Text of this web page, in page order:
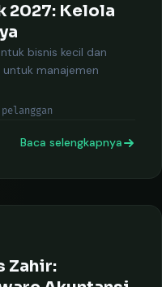
2027: Kelola
bisnis kecil dan
untuk manajemen
Baca selengkapnya
Zahir: